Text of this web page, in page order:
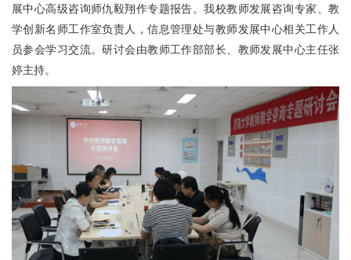
展中心高级咨询师仇毅翔作专题报告。我校教师发展咨询专家、教
学创新名师工作室负责人，信息管理处与教师发展中心相关工作人
员参会学习交流。研讨会由教师工作部部长、教师发展中心主任张
婷主持。